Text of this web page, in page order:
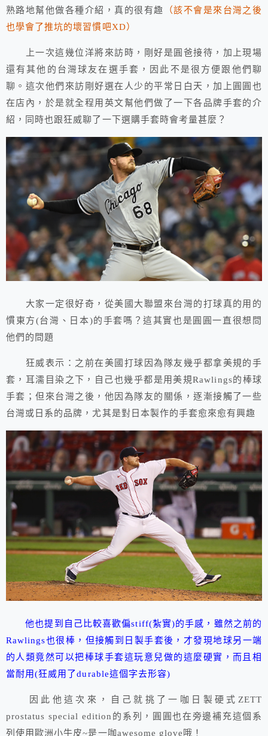
熟路地幫他做各種介紹，真的很有趣
（該不會是來台灣之後
也學會了推坑的壞習慣吧XD）
上一次這幾位洋將來訪時，剛好是圓爸接待，加上現場
還有其他的台灣球友在選手套，因此不是很方便跟他們聊
聊。這次他們來訪剛好選在人少的平常日白天，加上圓圓也
在店內，於是就全程用英文幫他們做了一下各品牌手套的介
紹，同時也跟狂威聊了一下選購手套時會考量甚麼？
大家一定很好奇，從美國大聯盟來台灣的打球真的用的
慣東方(台灣、日本)的手套嗎？這其實也是圓圓一直很想問
他們的問題
狂威表示：之前在美國打球因為隊友幾乎都拿美規的手
套，耳濡目染之下，自己也幾乎都是用美規Rawlings的棒球
手套；但來台灣之後，他因為隊友的關係，逐漸接觸了一些
台灣或日系的品牌，尤其是對日本製作的手套愈來愈有興趣
他也提到自己比較喜歡偏stiff(紮實)的手感，雖然之前的
Rawlings也很棒，但接觸到日製手套後，才發現地球另一端
的人類竟然可以把棒球手套這玩意兒做的這麼硬實，而且相
當耐用(狂威用了durable這個字去形容)
因此他這次來，自己就挑了一咖日製硬式ZETT
prostatus special edition的系列，圓圓也在旁邊補充這個系
列使用歐洲小牛皮~是一咖awesome glove哦！